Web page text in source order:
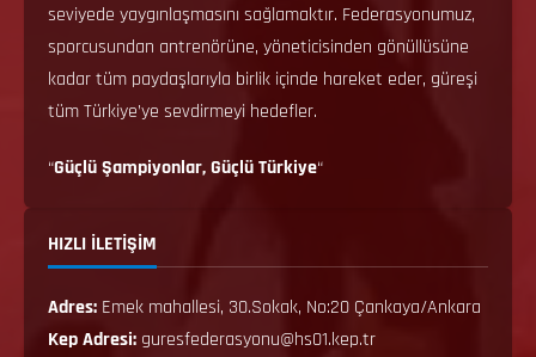
seviyede yaygınlaşmasını sağlamaktır. Federasyonumuz,
sporcusundan antrenörüne, yöneticisinden gönüllüsüne
kadar tüm paydaşlarıyla birlik içinde hareket eder, güreşi
tüm Türkiye’ye sevdirmeyi hedefler.
“Güçlü Şampiyonlar, Güçlü Türkiye“
HIZLI İLETİŞİM
Adres: Emek mahallesi, 30.Sokak, No:20 Çankaya/Ankara
Kep Adresi: guresfederasyonu@hs01.kep.tr